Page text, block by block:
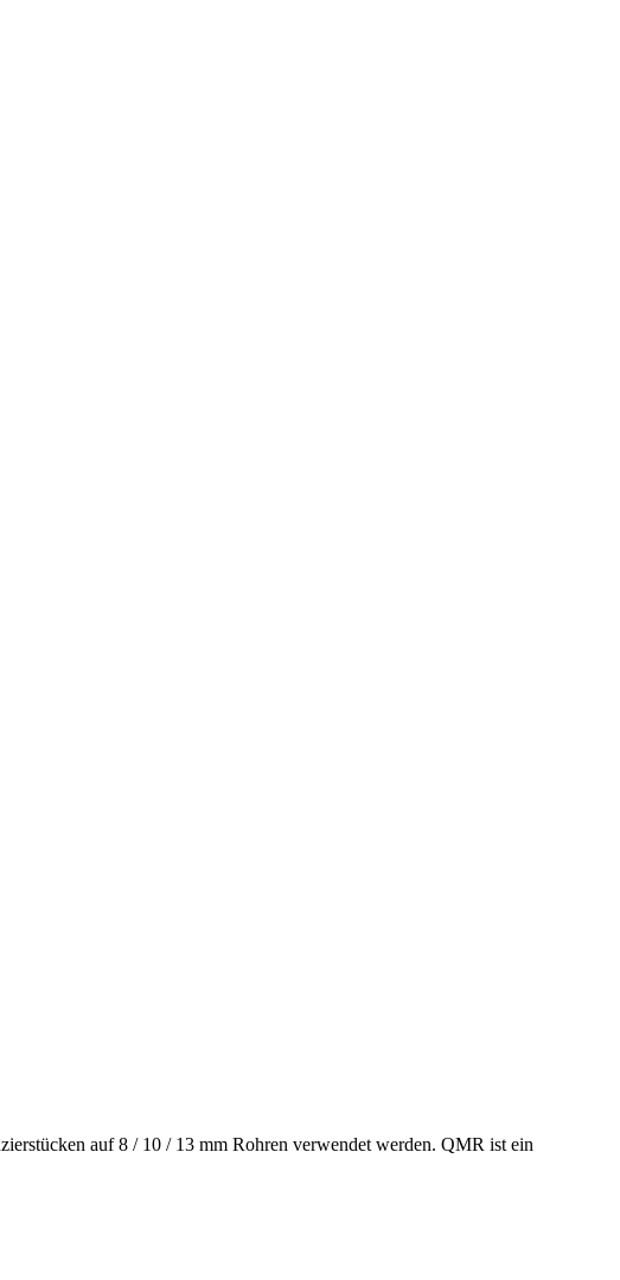
auf 8 / 10 / 13 mm Rohren verwendet werden. QMR ist ein